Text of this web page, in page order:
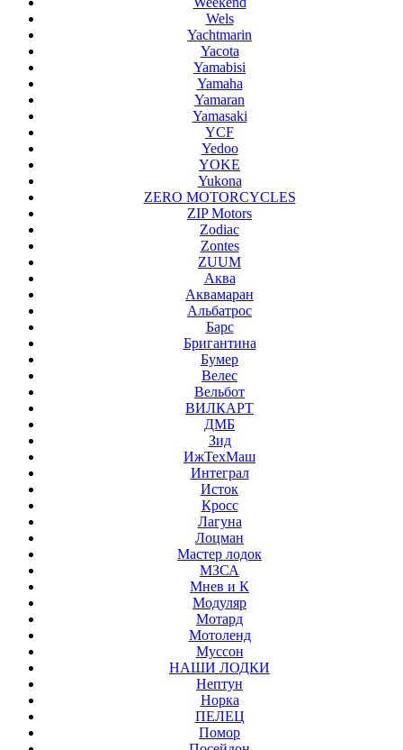
Wels
Yachtmarin
Yacota
Yamabisi
Yamaha
Yamaran
Yamasaki
YCF
Yedoo
YOKE
Yukona
ZERO MOTORCYCLES
ZIP Motors
Zodiac
Zontes
ZUUM
Аква
Аквамаран
Альбатрос
Барс
Бригантина
Бумер
Велес
Вельбот
ВИЛКАРТ
ДМБ
Зид
ИжТехМаш
Интеграл
Исток
Кросс
Лагуна
Лоцман
Мастер лодок
МЗСА
Мнев и К
Модуляр
Мотард
Мотоленд
Муссон
НАШИ ЛОДКИ
Нептун
Норка
ПЕЛЕЦ
Помор